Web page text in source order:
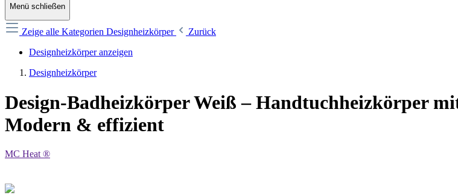
Menü schließen
Zeige alle Kategorien Designheizkörper
Zurück
Designheizkörper anzeigen
Designheizkörper
Design-Badheizkörper Weiß – Handtuchheizkörper
Modern & effizient
MC Heat ®